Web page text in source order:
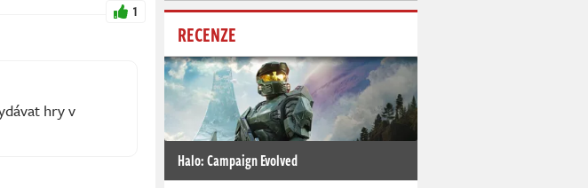
1
hry v
RECENZE
Halo: Campaign Evolved